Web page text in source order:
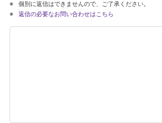
個別に返信はできませんので、ご了承ください。
返信の必要なお問い合わせはこちら